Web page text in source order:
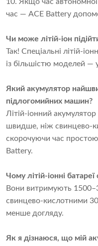
час — ACE Battery
Чи може літій-іон
Так! Спеціальні літій-
із більшістю моделей —
Який акумулятор
підлогомийних машин?
Літій-іонний
швидше, ніж свинцево-
скорочуючи час
Battery.
Чому літій-іонні
Вони витримують
свинцево-кислотними
менше догляду.
Як я дізнаюся, що мій